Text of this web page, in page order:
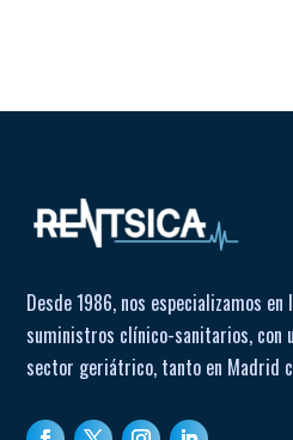
Desde 1986, nos especializamos
suministros clínico-sanitarios, con
sector geriátrico, tanto en Madrid